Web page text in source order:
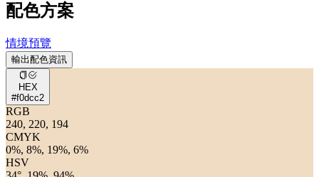
配色方案
情境預覽
輸出配色資訊
HEX
#f0dcc2
RGB
240, 220, 194
CMYK
0%, 8%, 19%, 6%
HSV